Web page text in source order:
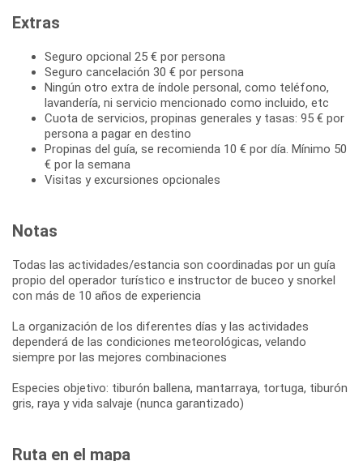
Extras
Seguro opcional 25 € por persona
Seguro cancelación 30 € por persona
Ningún otro extra de índole personal, como teléfono,
lavandería, ni servicio mencionado como incluido, etc
Cuota de servicios, propinas generales y tasas: 95 € por
persona a pagar en destino
Propinas del guía, se recomienda 10 € por día. Mínimo 50
€ por la semana
Visitas y excursiones opcionales
Notas
Todas las actividades/estancia son coordinadas por un guía
propio del operador turístico e instructor de buceo y snorkel
con más de 10 años de experiencia
La organización de los diferentes días y las actividades
dependerá de las condiciones meteorológicas, velando
siempre por las mejores combinaciones
Especies objetivo: tiburón ballena, mantarraya, tortuga, tiburón
gris, raya y vida salvaje (nunca garantizado)
Ruta en el mapa